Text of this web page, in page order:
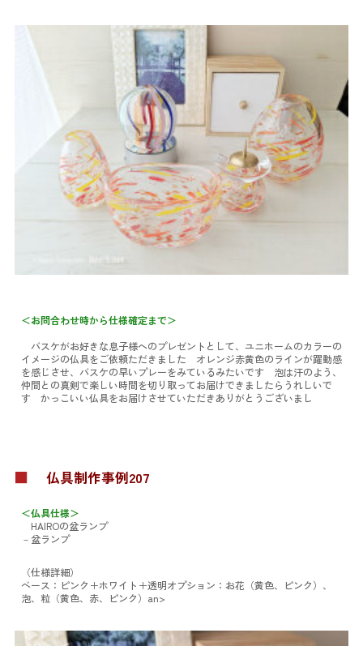
＜お問合わせ時から仕様確定まで＞
バスケがお好きな息子様へのプレゼントとして、ユニホームのカラーの
イメージの仏具をご依頼ただきました オレンジ赤黄色のラインが躍動感
を感じさせ、バスケの早いプレーをみているみたいです 泡は汗のよう、
仲間との真剣で楽しい時間を切り取ってお届けできましたらうれしいで
す かっこいい仏具をお届けさせていただきありがとうございまし
■ 仏具制作事例207
＜仏具仕様＞
HAIROの盆ランプ
－盆ランプ
（仕様詳細）
ベース：ピンク＋ホワイト＋透明オプション：お花（黄色、ピンク）、
泡、粒（黄色、赤、ピンク）an>